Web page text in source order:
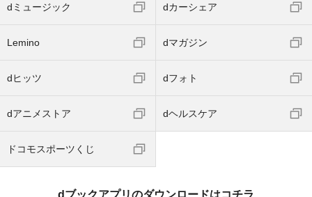
dミュージック dカーシェア
Lemino dマガジン
dヒッツ dフォト
dアニメストア dヘルスケア
ドコモスポーツくじ